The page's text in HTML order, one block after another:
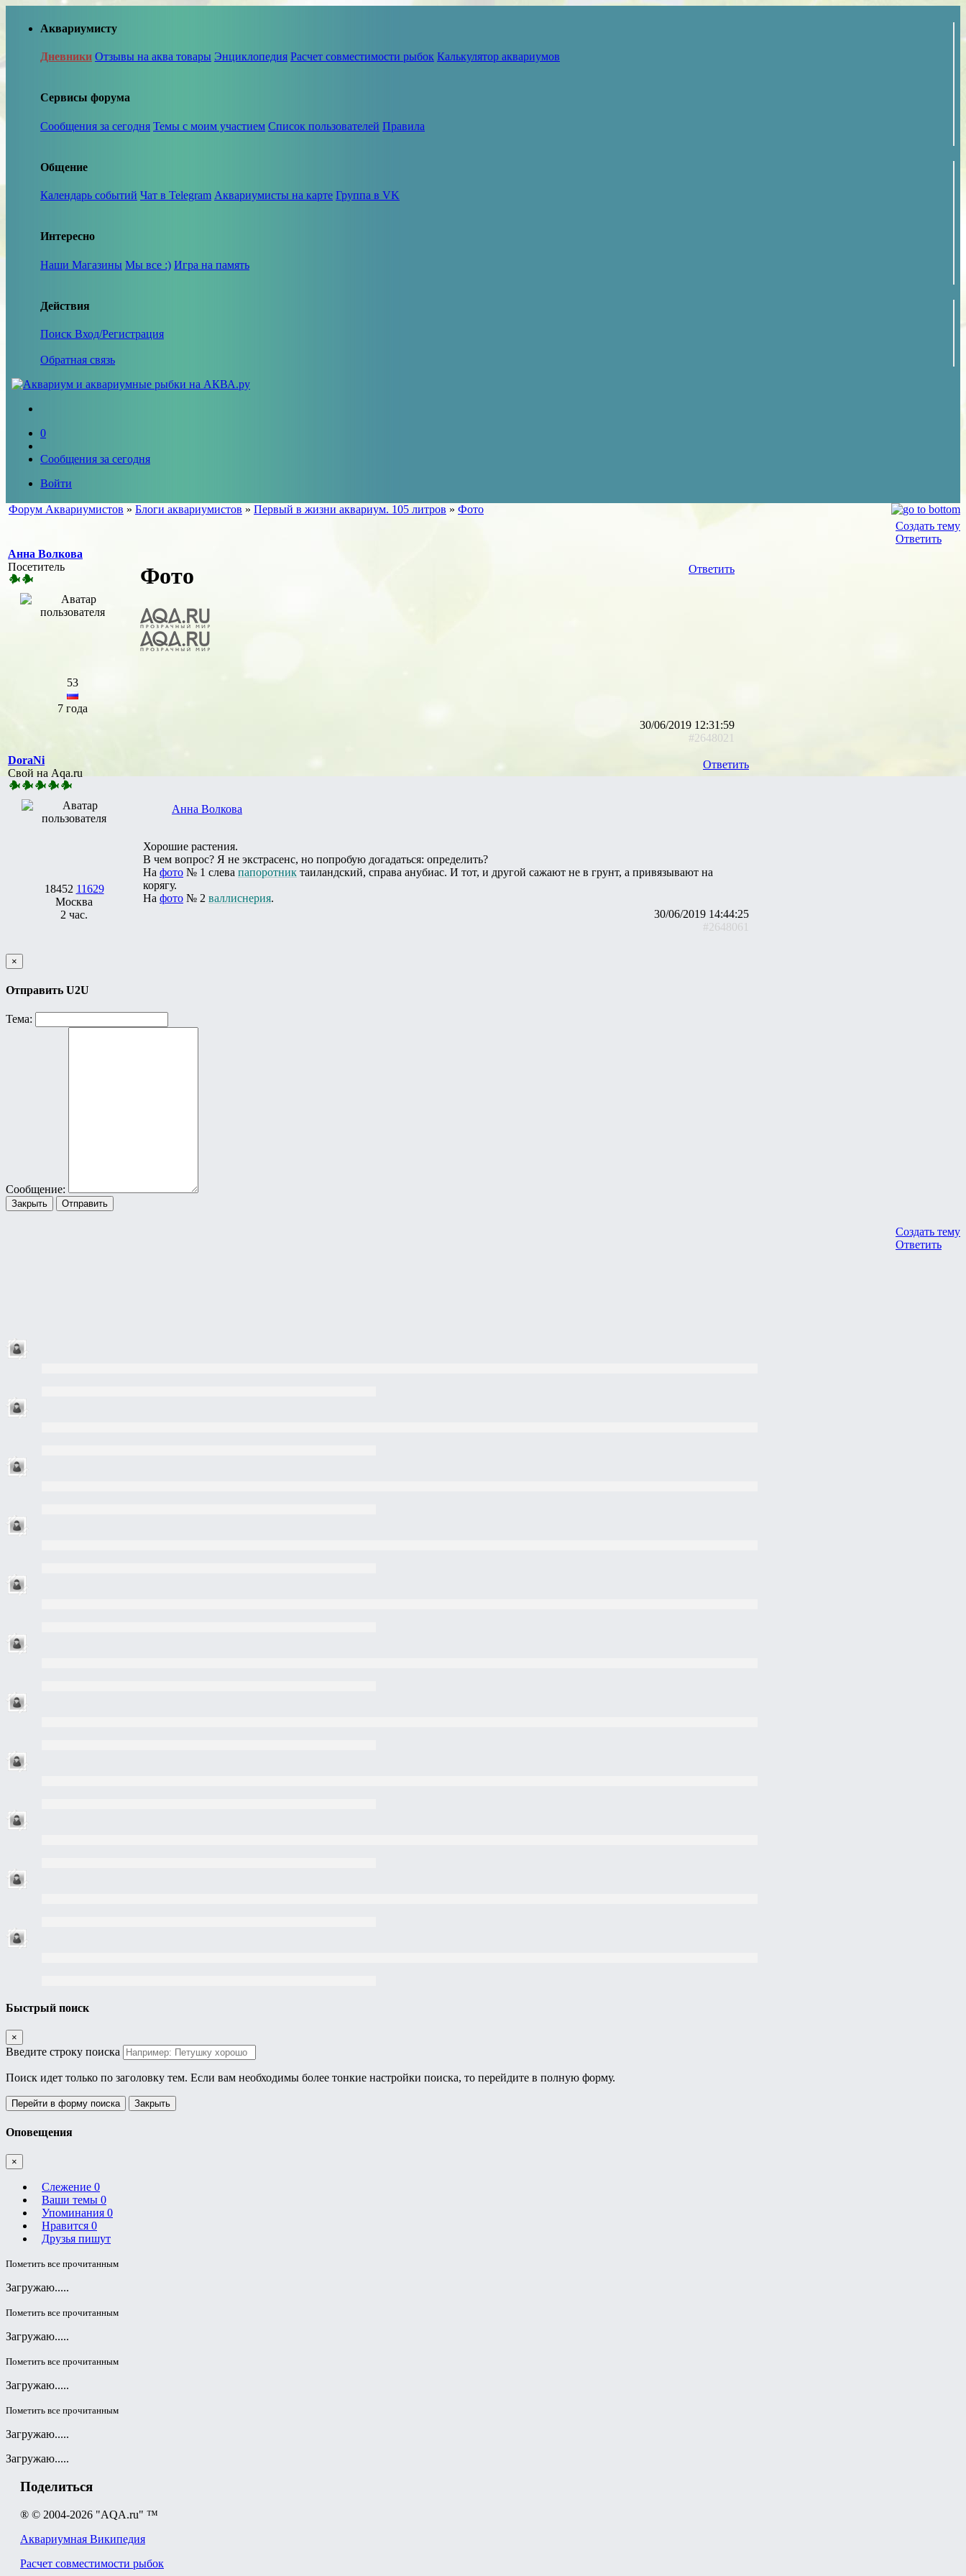
Аквариумисту
Дневники Отзывы на аква товары Энциклопедия Расчет совместимости рыбок Калькулятор аквариумов
Сервисы форума
Сообщения за сегодня Темы с моим участием Список пользователей Правила
Общение
Календарь событий Чат в Telegram Аквариумисты на карте Группа в VK
Интересно
Наши Магазины Мы все :) Игра на память
Действия
Поиск Вход/Регистрация
Обратная связь
0
Сообщения за сегодня
Войти
Форум Аквариумистов » Блоги аквариумистов » Первый в жизни аквариум. 105 литров » Фото
Создать тему
Ответить
Анна Волкова
Посетитель
53
7 года
Ответить
Фото
30/06/2019 12:31:59
#2648021
DoraNi
Свой на Aqa.ru
18452 11629
Москва
2 час.
Ответить
Анна Волкова
Хорошие растения.
В чем вопрос? Я не экстрасенс, но попробую догадаться: определить?
На фото № 1 слева папоротник таиландский, справа анубиас. И тот, и другой сажают не в грунт, а привязывают на
корягу.
На фото № 2 валлиснерия.
30/06/2019 14:44:25
#2648061
×
Отправить U2U
Тема:
Сообщение:
Закрыть Отправить
Создать тему
Ответить
Быстрый поиск
×
Введите строку поиска
Поиск идет только по заголовку тем. Если вам необходимы более тонкие настройки поиска, то перейдите в полную форму.
Перейти в форму поиска Закрыть
Оповещения
×
Слежение 0
Ваши темы 0
Упоминания 0
Нравится 0
Друзья пишут
Пометить все прочитанным
Загружаю.....
Пометить все прочитанным
Загружаю.....
Пометить все прочитанным
Загружаю.....
Пометить все прочитанным
Загружаю.....
Загружаю.....
Поделиться
® © 2004-2026 "AQA.ru" ™
Аквариумная Википедия
Расчет совместимости рыбок